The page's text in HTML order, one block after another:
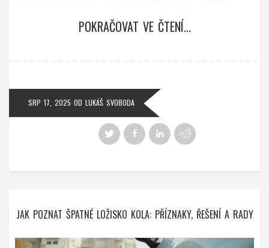
POKRAČOVAT VE ČTENÍ...
SRP 17, 2025 OD LUKÁŠ SVOBODA
JAK POZNAT ŠPATNÉ LOŽISKO KOLA: PŘÍZNAKY, ŘEŠENÍ A RADY